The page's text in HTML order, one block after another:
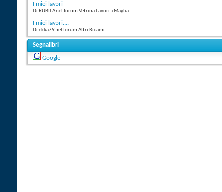
I miei lavori
Di RUBILA nel forum Vetrina Lavori a Maglia
I miei lavori....
Di ekka79 nel forum Altri Ricami
Segnalibri
Google